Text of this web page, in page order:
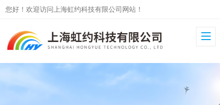
您好！欢迎访问上海虹约科技有限公司网站！